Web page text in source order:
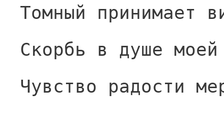
Томный принимает
Скорбь в душе моей
Чувство радости